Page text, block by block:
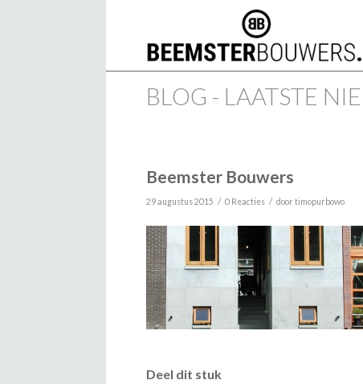
BLOG - LAATSTE
Beemster Bouwers
29 augustus 2015 / 0 Reacties / door timopurbowo
Deel dit stuk